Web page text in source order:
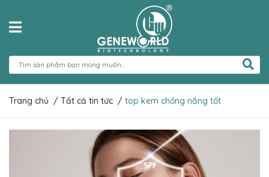
Trang chủ / Tất cả tin tức / top kem chống nắng tốt